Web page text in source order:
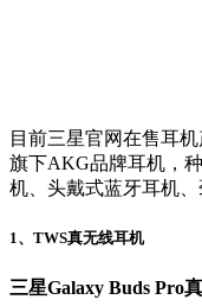
目前三星官网在售耳
旗下AKG品牌耳机，
机、头戴式蓝牙耳机
1、 TWS真无线耳机
三星Galaxy Buds Pro